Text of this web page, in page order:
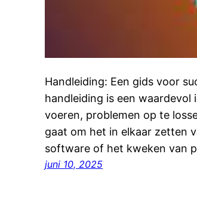
Handleiding: Een gids voor
handleiding is een
voeren, problemen op te
gaat om het in elkaar zetten
software of het kweken van
juni 10, 2025